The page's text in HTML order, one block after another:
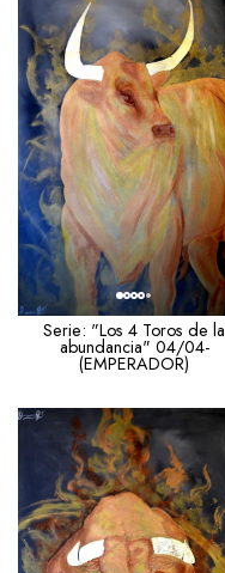
Serie: "Los 4 Toros de la
abundancia" 04/04-
(EMPERADOR)